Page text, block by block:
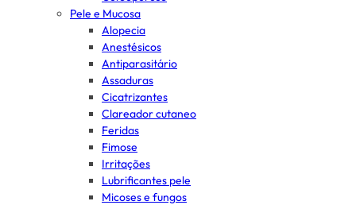
Pele e Mucosa
Alopecia
Anestésicos
Antiparasitário
Assaduras
Cicatrizantes
Clareador cutaneo
Feridas
Fimose
Irritações
Lubrificantes pele
Micoses e fungos